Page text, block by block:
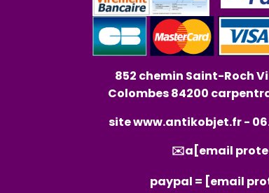
852 chemin Saint-Roch
Colombes 84200
sitewww.antikobjet.fr-
✉️a [email
paypal = [email